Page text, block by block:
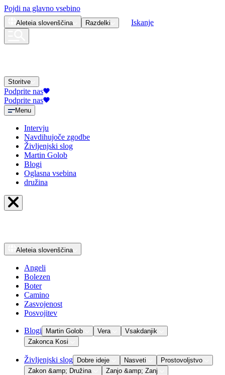
Pojdi na glavno vsebino
Aleteia slovenščina Razdelki Iskanje
Storitve
Podprite nas
Podprite nas
Menu
Intervju
Navdihujoče zgodbe
Življenjski slog
Martin Golob
Blogi
Oglasna vsebina
družina
Aleteia slovenščina
Angeli
Bolezen
Boter
Camino
Zasvojenost
Posvojitev
Blogi Martin Golob Vera
Vsakdanjik
Zakonca Kosi
Življenjski slog Dobre ideje Nasveti
Prostovoljstvo
Zakon &amp; Družina
Zanjo &amp; Zanj